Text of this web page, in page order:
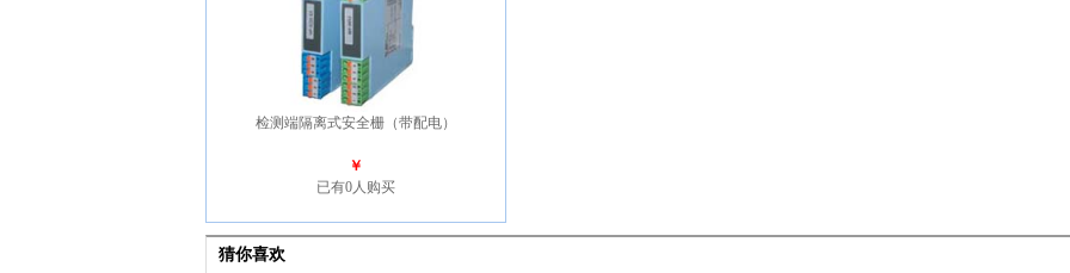
检测端隔离式安全栅（带配电）
￥
已有0人购买
猜你喜欢